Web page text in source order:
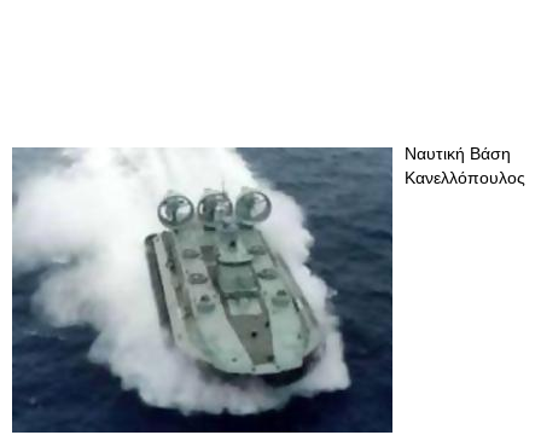
Ναυτική Βάση
Κανελλόπουλος